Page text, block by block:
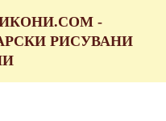
-
РИСУВАНИ